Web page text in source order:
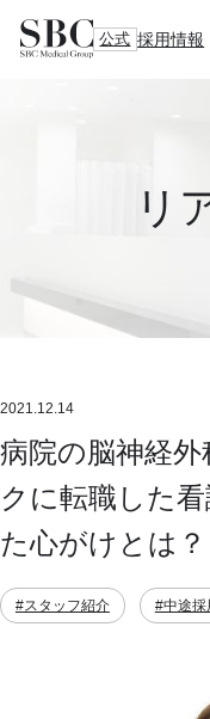
公式 採用情報
リ
2021.12.14
病院の脳神経
クに転職した
た心がけとは？
#スタッフ紹介 #中途採